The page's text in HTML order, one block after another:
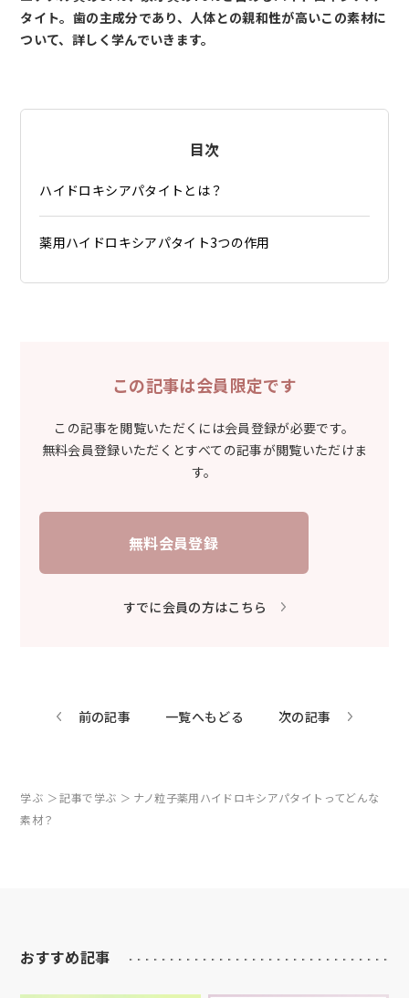
タイト。歯の主成分であり、人体との親和性が高いこの素材に
ついて、詳しく学んでいきます。
目次
ハイドロキシアパタイトとは？
薬用ハイドロキシアパタイト3つの作用
この記事は会員限定です
この記事を閲覧いただくには会員登録が必要です。
無料会員登録いただくとすべての記事が閲覧いただけま
す。
無料会員登録
すでに会員の方はこちら
前の記事 一覧へもどる 次の記事
学ぶ 記事で学ぶ
ナノ粒子薬用ハイドロキシアパタイトってどんな
素材？
おすすめ記事